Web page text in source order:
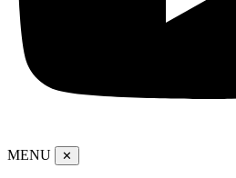
MENU ✕